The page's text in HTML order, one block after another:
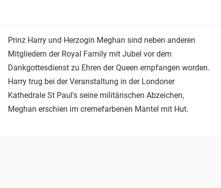
Prinz Harry und Herzogin Meghan sind neben anderen
Mitgliedern der Royal Family mit Jubel vor dem
Dankgottesdienst zu Ehren der Queen empfangen worden.
Harry trug bei der Veranstaltung in der Londoner
Kathedrale St Paul's seine militärischen Abzeichen,
Meghan erschien im cremefarbenen Mantel mit Hut.